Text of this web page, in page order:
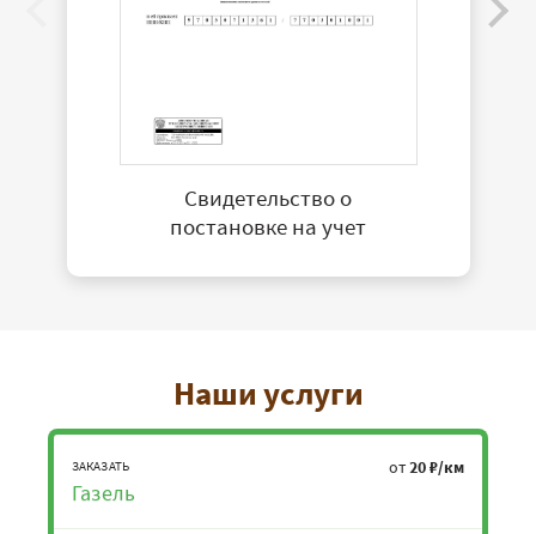
Свидетельство о
постановке на учет
Наши услуги
ЗАКАЗАТЬ
Газель
от20 ₽/км